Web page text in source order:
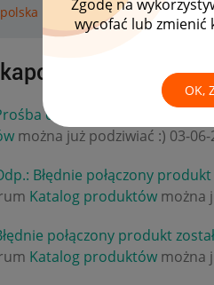
Zgodę na
wycofać lub zmienić
OK,
o odpięcie ofert
można już podziwiać :) ‎03-
Błędnie połączony
Katalog produktów można
połączony produkt
Katalog produktów można